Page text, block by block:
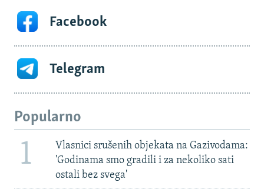
Facebook
Telegram
Popularno
1
Vlasnici srušenih objekata na Gazivodama:
'Godinama smo gradili i za nekoliko sati
ostali bez svega'